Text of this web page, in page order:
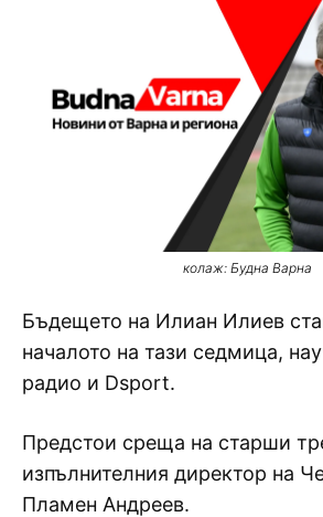
колаж: Будна Варна
Бъдещето на Илиан Илиев
началото на тази седмица,
радио и Dsport.
Предстои среща на старши
изпълнителния директор на
Пламен Андреев.